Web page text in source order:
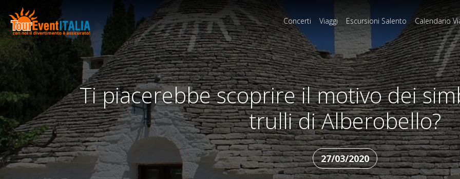
Concerti Viaggi Escursioni Salento Calendario
Ti piacerebbe scoprire il motivo dei
trulli di Alberobello?
27/03/2020